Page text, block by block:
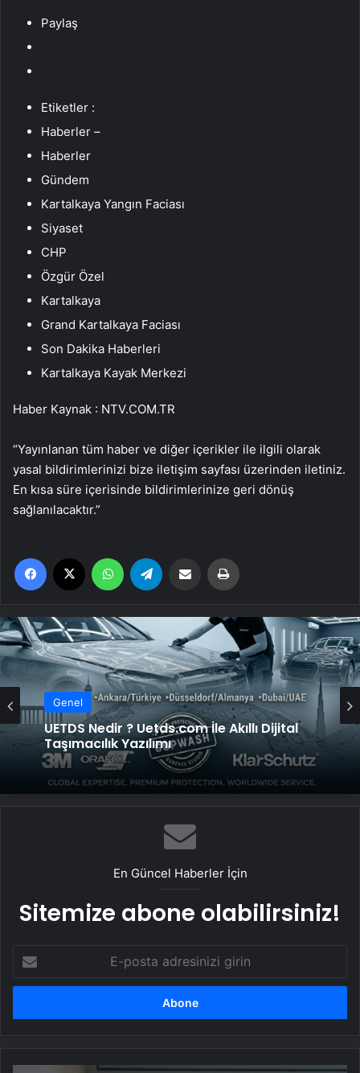
Paylaş
Etiketler :
Haberler –
Haberler
Gündem
Kartalkaya Yangın Faciası
Siyaset
CHP
Özgür Özel
Kartalkaya
Grand Kartalkaya Faciası
Son Dakika Haberleri
Kartalkaya Kayak Merkezi
Haber Kaynak : NTV.COM.TR
“Yayınlanan tüm haber ve diğer içerikler ile ilgili olarak
yasal bildirimlerinizi bize iletişim sayfası üzerinden iletiniz.
En kısa süre içerisinde bildirimlerinize geri dönüş
sağlanılacaktır.”
Facebook WhatsApp Email'den paylaş
Genel
UETDS Nedir ? Uetds.com İle Akıllı Dijital
Taşımacılık Yazılımı
En Güncel Haberler İçin
Sitemize abone olabilirsiniz!
posta
adresinizi